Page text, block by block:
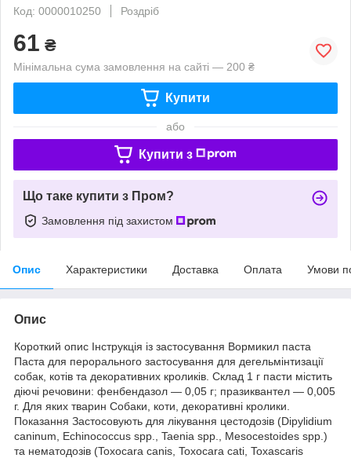
Код: 0000010250
Роздріб
61 ₴
Мінімальна сума замовлення на сайті — 200 ₴
Купити
або
Купити з
Що таке купити з Пром?
Замовлення під захистом
Опис Характеристики Доставка Оплата Умови
Опис
Короткий опис Інструкція із застосування Вормикил паста
Паста для перорального застосування для дегельмінтизації
собак, котів та декоративних кроликів. Склад 1 г пасти містить
діючі речовини: фенбендазол — 0,05 г; празиквантел — 0,005
г. Для яких тварин Собаки, коти, декоративні кролики.
Показання Застосовують для лікування цестодозів (Dipylidium
caninum, Echinococcus spp., Taenia spp., Mesocestoides spp.)
та нематодозів (Toxocara canis, Toxocara cati, Toxascaris